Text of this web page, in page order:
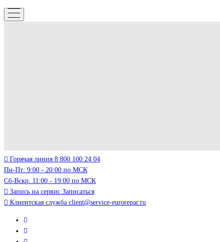
Горячая линия 8 800 100 24 04
Пн-Пт: 9:00 - 20:00 по МСК
Сб-Вскр: 11:00 - 19:00 по МСК
Запись на сервис Записаться
Клиентская служба client@service-eurorepar.ru